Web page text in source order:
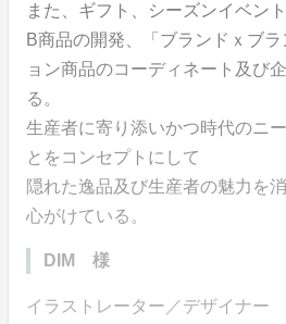
また、ギフト、シーズンイベン
B商品の開発、「ブランドｘブ
ョン商品のコーディネート及び
る。
生産者に寄り添いかつ時代のニ
とをコンセプトにして
隠れた逸品及び生産者の魅力を
心がけている。
DIM 様
イラストレーター／デザイナー